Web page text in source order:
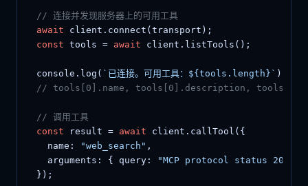
// 连接并发现服务器上的可用工具
await client.connect(transport);
const tools = await client.listTools();
  console.log(
`已连接。可用工具：${tools.length}` );
// tools[0].name, tools[0].description,
// 调用工具
const result = await client.callTool({
    name:
"web_search" ,
    arguments: { query:
"MCP protocol status 2026"
  });